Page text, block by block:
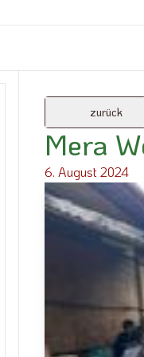
zurück
Mera
6. August 2024